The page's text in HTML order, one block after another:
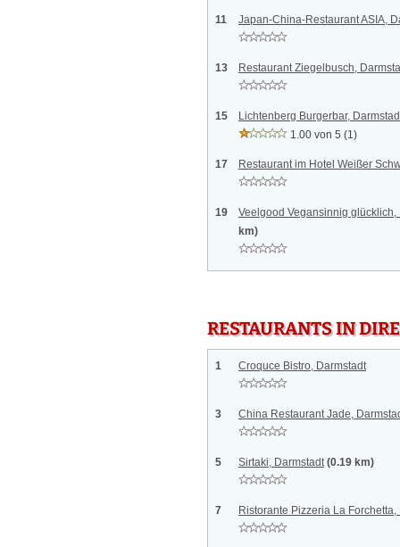
11 Japan-China-Restaurant ASIA,
13 Restaurant Ziegelbusch,
15
Lichtenberg Burgerbar,
1.00 von 5 (1)
17 Restaurant im Hotel Weißer
19
Veelgood Vegansinnig
km)
RESTAURANTS IN
1 Croquce Bistro, Darmstadt
3 China Restaurant Jade,
5 Sirtaki, Darmstadt (0.19 km)
7 Ristorante Pizzeria La Forchetta,